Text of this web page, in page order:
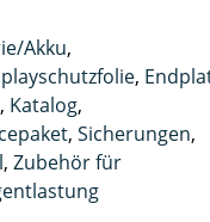
Akku,
,
, Katalog,
,Sicherungen,
,Zubehör für